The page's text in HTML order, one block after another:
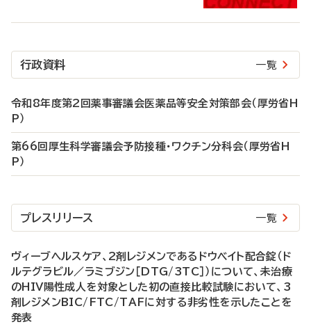
行政資料 一覧
令和8年度第2回薬事審議会医薬品等安全対策部会（厚労省H
P）
第66回厚生科学審議会予防接種・ワクチン分科会（厚労省H
P）
プレスリリース 一覧
ヴィーブヘルスケア、2剤レジメンであるドウベイト配合錠（ド
ルテグラビル／ラミブジン［DTG/3TC］）について、未治療
のHIV陽性成人を対象とした初の直接比較試験において、3
剤レジメンBIC/FTC/TAFに対する非劣性を示したことを
発表